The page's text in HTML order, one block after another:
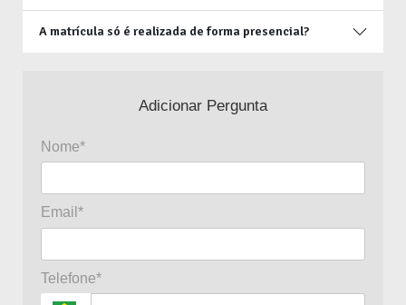
A matrícula só é realizada de forma presencial?
Adicionar Pergunta
Nome*
Email*
Telefone*